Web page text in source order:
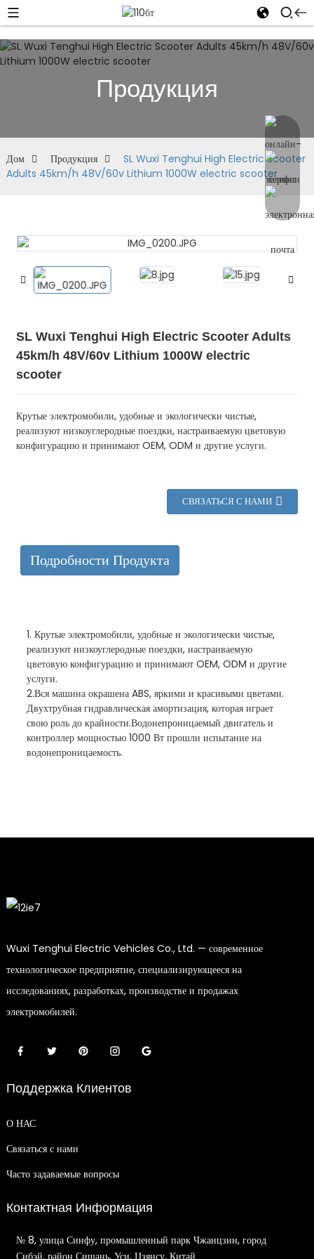
Продукция
Дом Продукция
SL Wuxi Tenghui High Electric Scooter
Adults 45km/h 48V/60v Lithium 1000W electric scooter
SL Wuxi Tenghui High Electric Scooter Adults
45km/h 48V/60v Lithium 1000W electric
scooter
Крутые электромобили, удобные и экологически чистые,
реализуют низкоуглеродные поездки, настраиваемую цветовую
конфигурацию и принимают OEM, ODM и другие услуги.
СВЯЗАТЬСЯ С НАМИ
Подробности Продукта
1. Крутые электромобили, удобные и экологически чистые,
реализуют низкоуглеродные поездки, настраиваемую
цветовую конфигурацию и принимают OEM, ODM и другие
услуги.
2.Вся машина окрашена ABS, яркими и красивыми цветами.
Двухтрубная гидравлическая амортизация, которая играет
свою роль до крайности.Водонепроницаемый двигатель и
контроллер мощностью 1000 Вт прошли испытание на
водонепроницаемость.
Wuxi Tenghui Electric Vehicles Co., Ltd. — современное
технологическое предприятие, специализирующееся на
исследованиях, разработках, производстве и продажах
электромобилей.
Поддержка Клиентов
О НАС
Связаться с нами
Часто задаваемые вопросы
Контактная Информация
№ 8, улица Синфу, промышленный парк Чжанцзин, город
Сибэй, район Сишань, Уси, Цзянсу, Китай